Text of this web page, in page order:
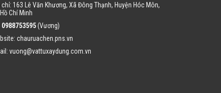
163 Lê Văn Khương, Xã Đông Thạnh, Huyện Hóc Môn,
Chí Minh
0988753595(Vương)
chauruachen.pns.vn
vuong@vattuxaydung.com.vn